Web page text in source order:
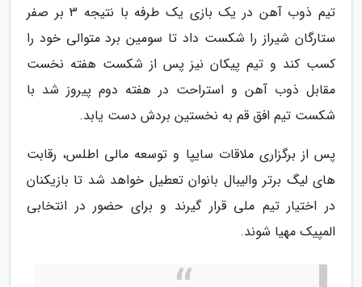
تیم ذوب آهن در یک بازی یک طرفه با نتیجه 3 بر صفر
ستارگان شیراز را شکست داد تا سومین برد متوالی خود را
کسب کند و تیم پیکان نیز پس از شکست هفته نخست
مقابل ذوب آهن و استراحت در هفته دوم پیروز شد با
شکست تیم افق قم به نخستین بردش دست یابد.
پس از برگزاری ملاقات سایپا و توسعه مالی اطلس، رقابت
های لیگ برتر والیبال بانوان تعطیل خواهد شد تا بازیکنان
در اختیار تیم ملی قرار گیرند و برای حضور در انتخابی
المپیک مهیا شوند.